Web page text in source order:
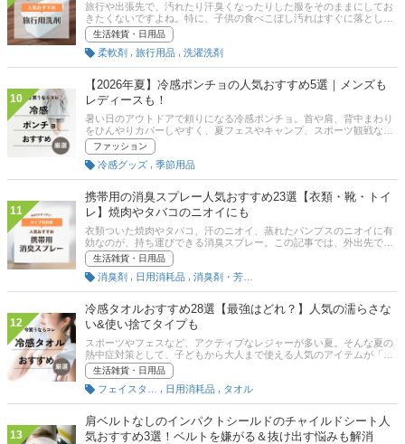
旅行や出張先で、汚れたり汗臭くなったりした服をそのままにしてお
きたくないですよね。特に、子供の食べこぼし汚れはすぐに落として
おきたいもの。旅行先に洗剤を持っていけば、汚れた衣類を現地で洗
うことができます。また、持っていく荷物を減らすこともできて一石
二鳥！ そこでこの記事では、旅行用洗剤の選び方とおすすめ商品をご
紹介！小分けで持ち運びやすいのでかさばりません。人気のジェルボ
ールや手洗い用のチューブタイプ、洗濯機が無いときに便利な袋に入
れて洗えるタイプなど、さまざまな種類がありますよ。あなたにとっ
て使いやすい商品を探してみてください。
生活雑貨・日用品
柔軟剤 旅行用品 洗濯洗剤
10
【2026年夏】冷感ポンチョの人気おすすめ5選｜メンズも
レディースも！
暑い日のアウトドアで頼りになる冷感ポンチョ。首や肩、背中まわり
をひんやりカバーしやすく、夏フェスやキャンプ、スポーツ観戦など
で活躍します。とはいえ、冷感の仕組みや持ち運びやすさ、洗いやす
さなど、選ぶポイントはさまざま。この記事では暑さ対策に最適な冷
感ポンチョのおすすめ商品と選び方、使うときの注意点をまとめまし
た。口コミもあわせてご紹介していますので、ぜひ参考にしてくださ
い。
ファッション
冷感グッズ 季節用品
11
携帯用の消臭スプレー人気おすすめ23選【衣類・靴・トイ
レ】焼肉やタバコのニオイにも
衣類ついた焼肉やタバコ、汗のニオイ、蒸れたパンプスのニオイに有
効なのが、持ち運びできる消臭スプレー。この記事では、外出先でニ
オイケアができる携帯用の消臭スプレーの選び方、診断チャート、お
すすめの商品を紹介します。衣類用のほか、靴用やトイレ用も！ 無香
料や女性向けの香りもピックアップしています。記事後半には、比較
一覧表、通販サイトの売れ筋人気ランキングもあるので、口コミや評
判もチェックしてみてください。
生活雑貨・日用品
消臭剤 日用消耗品
12
冷感タオルおすすめ28選【最強はどれ？】人気の濡らさな
い&使い捨てタイプも
スポーツやフェスなど、アクティブなレジャーが多い夏。そんな夏の
熱中症対策として、子どもから大人まで使える人気のアイテムが「冷
感タオル」です。首に巻いたり肌に当てたりすると、外でもすぐにひ
んやり感を味わえますよ。この記事では、看護師ママライター・小坂
恵さんからのアドバイスをもとに、冷感タオルの選び方と、濡らさな
いで使える接触冷感タオル、濡らすと冷える瞬間冷却タオルのおすす
め商品をご紹介します。記事後半には通販サイトの人気売れ筋ランキ
ングもあるので、ぜひ最後までチェックして、夏を快適に乗り越えら
れる冷感タオルを見つけてくださいね。
生活雑貨・日用品
日用消耗品 タオル
13
肩ベルトなしのインパクトシールドのチャイルドシート人
気おすすめ3選！ベルトを嫌がる＆抜け出す悩みも解消